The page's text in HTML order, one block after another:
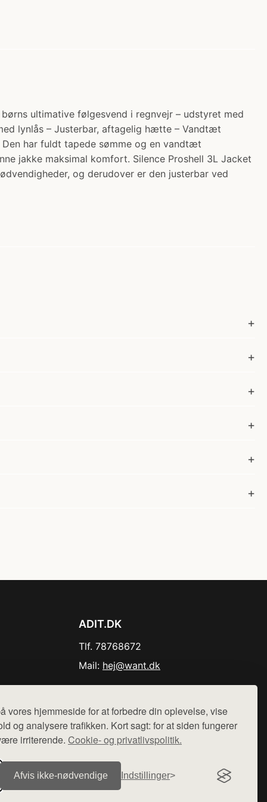
vores hjemmeside for at forbedre din oplevelse, vise
og analysere trafikken. Kort sagt: for at siden fungerer
irriterende. Cookie- og privatlivspolitik.
Afvis ikke‑nødvendige Indstillinger
ultimative følgesvend i regnvejr – udstyret med
lynlås – Justerbar, aftagelig hætte – Vandtæt
har fuldt tapede sømme og en vandtæt
jakke maksimal komfort. Silence Proshell 3L Jacket
og derudover er den justerbar ved
ADIT.DK
Tlf. 78768672
Mail: hej@want.dk
sælges ikke varer fra denne side - vi henviser til de shops,